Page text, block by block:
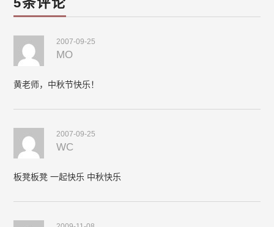
2007-09-25
MO
黄老师，中秋节快乐！
2007-09-25
WC
板凳板凳 一起快乐 中秋快乐